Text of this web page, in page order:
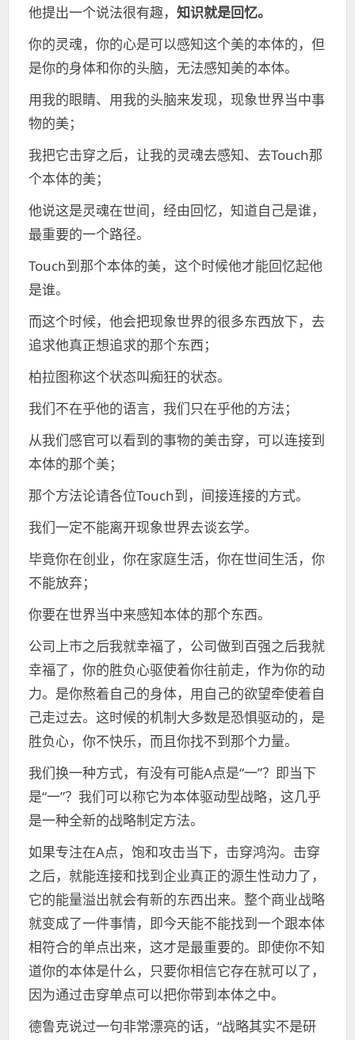
他提出一个说法很有趣， 知识就是回忆。
你的灵魂，你的心是可以感知这个美的本体的，但
是你的身体和你的头脑，无法感知美的本体。
用我的眼睛、用我的头脑来发现，现象世界当中事
物的美；
我把它击穿之后，让我的灵魂去感知、去Touch那
个本体的美；
他说这是灵魂在世间，经由回忆，知道自己是谁，
最重要的一个路径。
Touch到那个本体的美，这个时候他才能回忆起他
是谁。
而这个时候，他会把现象世界的很多东西放下，去
追求他真正想追求的那个东西；
柏拉图称这个状态叫痴狂的状态。
我们不在乎他的语言，我们只在乎他的方法；
从我们感官可以看到的事物的美击穿，可以连接到
本体的那个美；
那个方法论请各位Touch到，间接连接的方式。
我们一定不能离开现象世界去谈玄学。
毕竟你在创业，你在家庭生活，你在世间生活，你
不能放弃；
你要在世界当中来感知本体的那个东西。
公司上市之后我就幸福了，公司做到百强之后我就
幸福了，你的胜负心驱使着你往前走，作为你的动
力。是你熬着自己的身体，用自己的欲望牵使着自
己走过去。这时候的机制大多数是恐惧驱动的，是
胜负心，你不快乐，而且你找不到那个力量。
我们换一种方式，有没有可能A点是“一”？即当下
是“一”？我们可以称它为本体驱动型战略，这几乎
是一种全新的战略制定方法。
如果专注在A点，饱和攻击当下，击穿鸿沟。击穿
之后，就能连接和找到企业真正的源生性动力了，
它的能量溢出就会有新的东西出来。整个商业战略
就变成了一件事情，即今天能不能找到一个跟本体
相符合的单点出来，这才是最重要的。即使你不知
道你的本体是什么，只要你相信它存在就可以了，
因为通过击穿单点可以把你带到本体之中。
德鲁克说过一句非常漂亮的话，“战略其实不是研